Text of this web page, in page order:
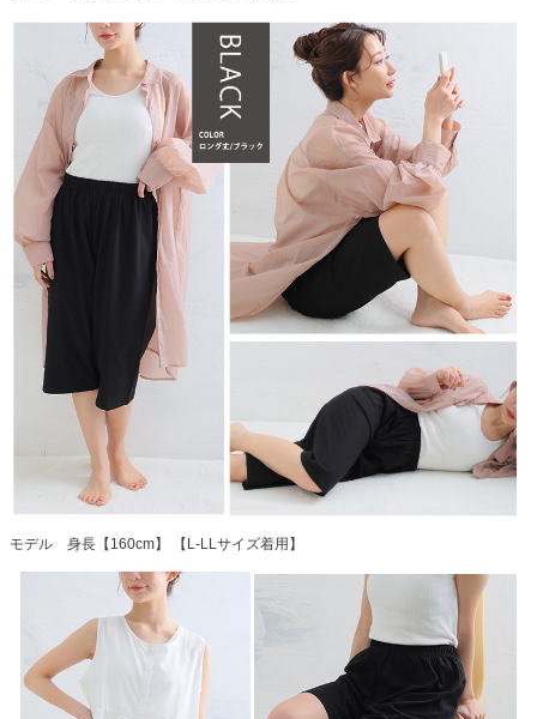
モデル 身長【160cm】 【L-LLサイズ着用】